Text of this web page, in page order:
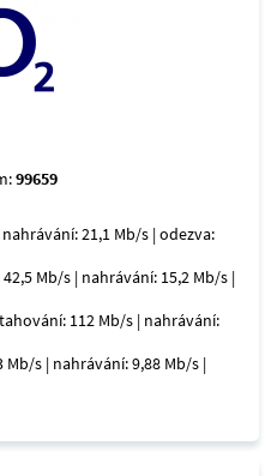
99659
21,1 Mb/s | odezva:
Mb/s | nahrávání: 15,2 Mb/s |
112 Mb/s | nahrávání:
Mb/s | nahrávání: 9,88 Mb/s |